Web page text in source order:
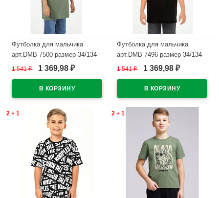
Футболка для мальчика
арт.DMB 7500 размер 34/134-
44/164 цвет хаки
1 541₽ 1 369,98 ₽
Футболка для мальчика
арт.DMB 7496 размер 34/134-
44/164 цвет черный
1 541₽ 1 369,98 ₽
2 + 1 2 + 1